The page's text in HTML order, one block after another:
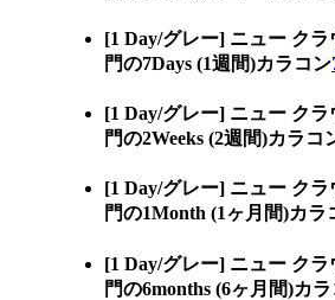
[1 Day/グレー] ニュー ク
門の7Days (1週間)カラコン
[1 Day/グレー] ニュー ク
門の2Weeks (2週間)カラコ
[1 Day/グレー] ニュー ク
門の1Month (1ヶ月間)カラ
[1 Day/グレー] ニュー ク
門の6months (6ヶ月間)カ